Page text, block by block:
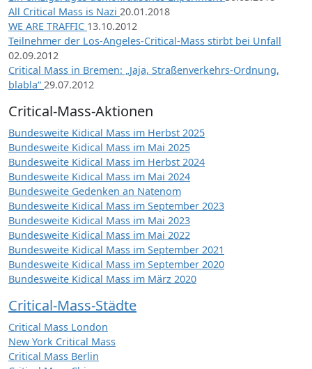
All Critical Mass is Nazi 20.01.2018
WE ARE TRAFFIC 13.10.2012
Teilnehmer der Los-Angeles-Critical-Mass stirbt bei Unfall
02.09.2012
Critical Mass in Bremen: „Jaja, Straßenverkehrs-Ordnung,
blabla“ 29.07.2012
Critical-Mass-Aktionen
Bundesweite Kidical Mass im Herbst 2025
Bundesweite Kidical Mass im Mai 2025
Bundesweite Kidical Mass im Herbst 2024
Bundesweite Kidical Mass im Mai 2024
Bundesweite Gedenken an Natenom
Bundesweite Kidical Mass im September 2023
Bundesweite Kidical Mass im Mai 2023
Bundesweite Kidical Mass im Mai 2022
Bundesweite Kidical Mass im September 2021
Bundesweite Kidical Mass im September 2020
Bundesweite Kidical Mass im März 2020
Critical-Mass-Städte
Critical Mass London
New York Critical Mass
Critical Mass Berlin